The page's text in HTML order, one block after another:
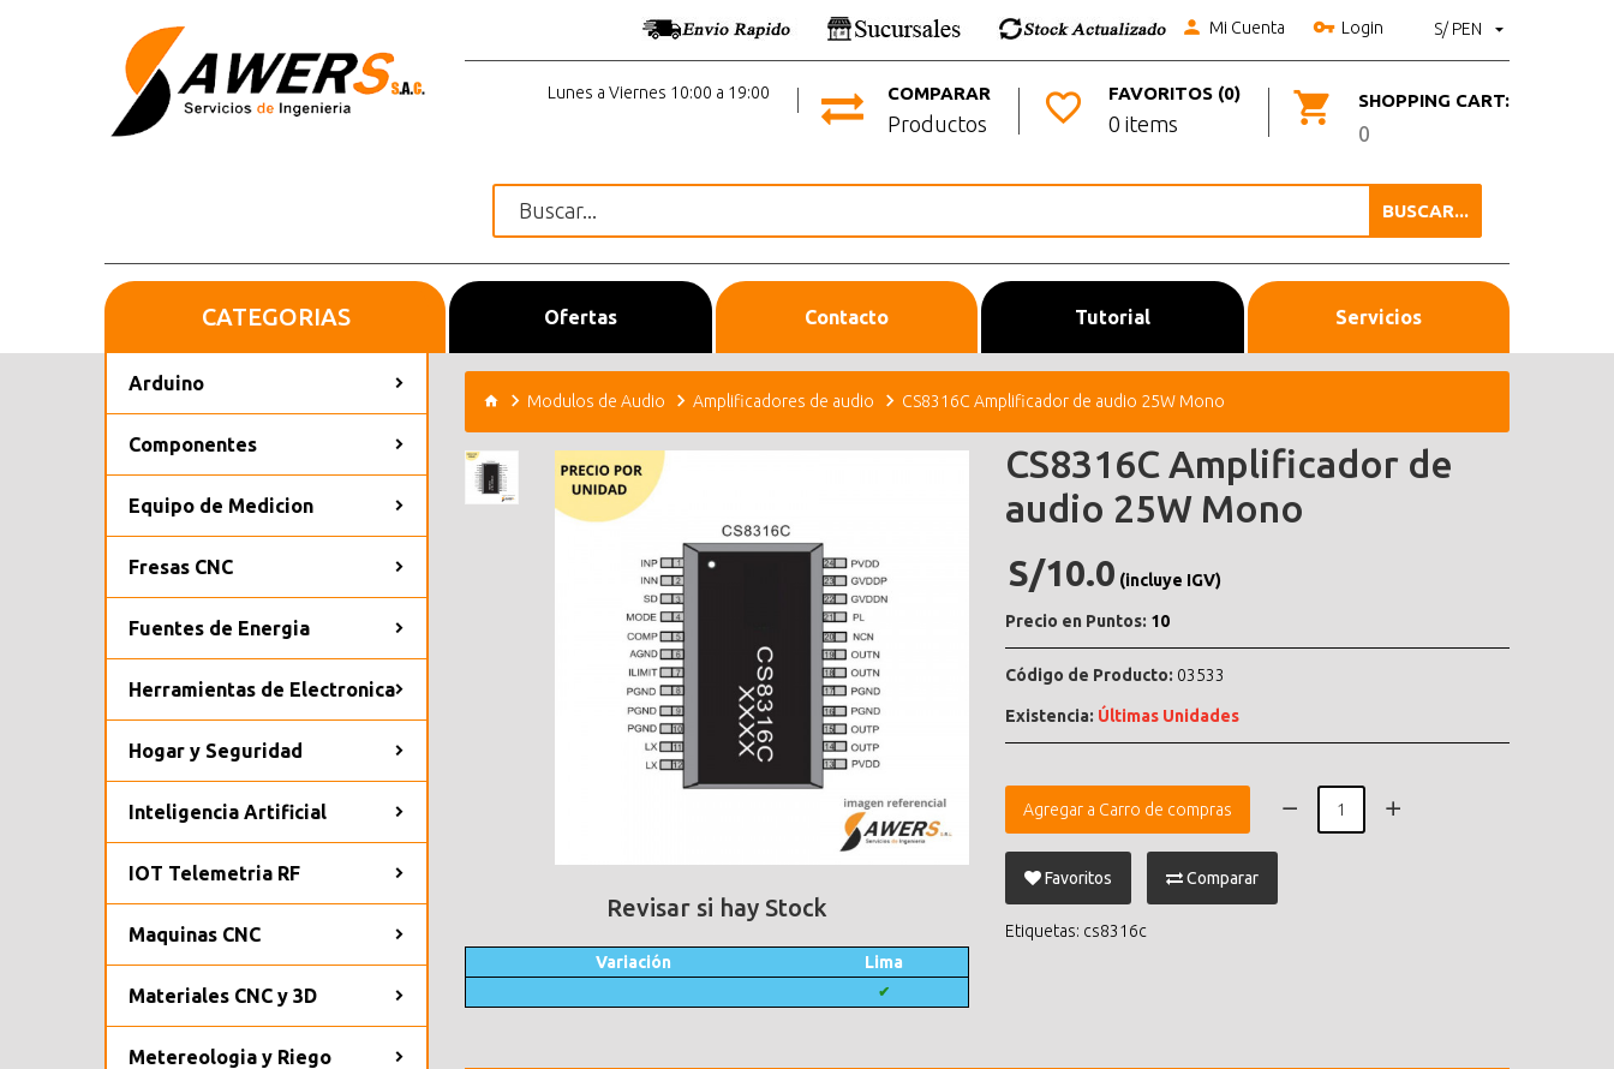
S/ PEN
Mi Cuenta Login
SHOPPING CART:
0
FAVORITOS (0)
0 items
COMPARAR
Productos
Lunes a Viernes 10:00 a 19:00
BUSCAR...
Inicio Ofertas Contacto Tutorial Servicios
CATEGORIAS
Arduino
Componentes
Equipo de Medicion
Fresas CNC
Fuentes de Energia
Herramientas de Electronica
Hogar y Seguridad
Inteligencia Artificial
IOT Telemetria RF
Maquinas CNC
Materiales CNC y 3D
Metereologia y Riego
Modulos de Audio Amplificadores de audio CS8316C Amplificador de audio 25W Mono
Revisar si hay Stock
Variación Lima
✔
CS8316C Amplificador de
audio 25W Mono
S/10.0 (incluye IGV)
Precio en Puntos: 10
Código de Producto: 03533
Existencia: Últimas Unidades
Agregar a Carro de compras
Favoritos Comparar
Etiquetas: cs8316c